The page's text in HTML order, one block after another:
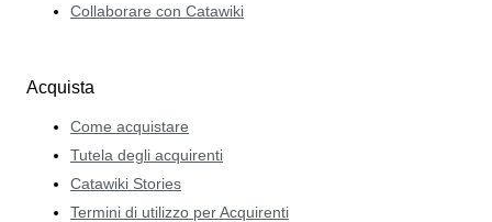
Collaborare con Catawiki
Acquista
Come acquistare
Tutela degli acquirenti
Catawiki Stories
Termini di utilizzo per Acquirenti